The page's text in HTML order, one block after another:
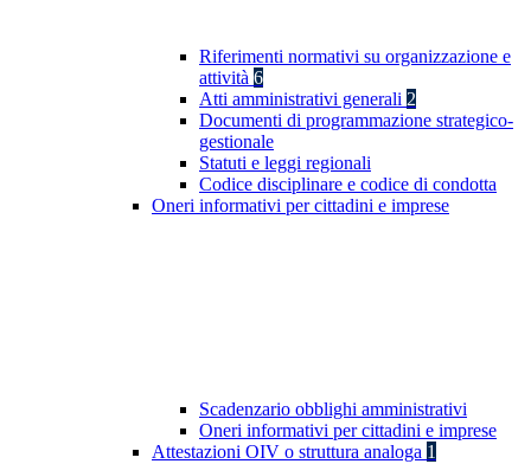
Riferimenti normativi su organizzazione e
attività 6
Atti amministrativi generali 2
Documenti di programmazione strategico-
gestionale
Statuti e leggi regionali
Codice disciplinare e codice di condotta
Oneri informativi per cittadini e imprese
Scadenzario obblighi amministrativi
Oneri informativi per cittadini e imprese
Attestazioni OIV o struttura analoga 1